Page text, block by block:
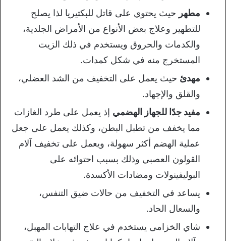
مطهر حيث يحتوي على قاتل للبكتيريا لذا يصلح
للتطهير وعلاج بعض الأنواع من الأمراض الجلدية،
والكدمات والحروق ويستخدم في ذلك الزيت
المستخرج منه في شكل كمدات.
مهدئ حيث يعمل على التخفيف من الشد العضلي،
والقلق والإجهاد.
مفيد جدًا للجهاز الهضمي إذ يعمل على طرد الغازات
مما يخفف من تطبل البطن، وكذلك يعمل على جعل
عملية الهضم أكثر سهولة، ويعمل على تخفيف آلام
القولون العصبي وذلك بسبب احتوائه على
البوليفينولات ومضادات الأكسدة.
يساعد في التخفيف من حالات ضيق التنفس،
والسعال الحاد.
شاي الخزامى يستخدم في علاج التهابات المهبل،